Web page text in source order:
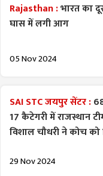
Rajasthan :भारत का
घास में लगी आग
05 Nov 2024
SAI STC जयपुर सेंटर :
17 कैटेगरी में राजस्थान
विशाल चौधरी ने कोच को
29 Nov 2024